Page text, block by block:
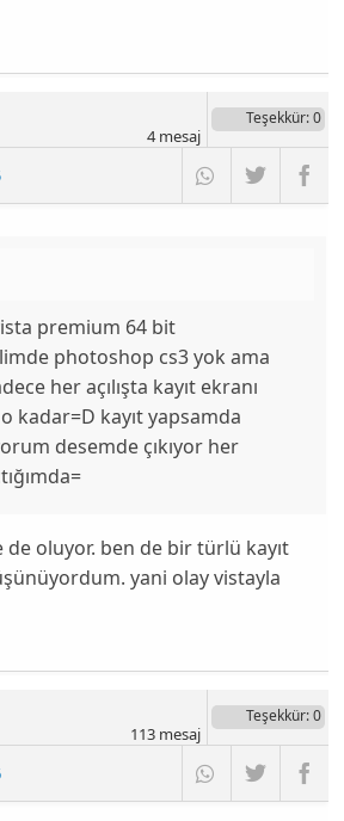
Teşekkür: 0
4mesaj
premium 64 bit
photoshop cs3 yok ama
her açılışta kayıt ekranı
o kadar=D kayıt yapsamda
desemde çıkıyor her
de oluyor. ben de bir türlü kayıt
yani olay vistayla
Teşekkür: 0
113mesaj